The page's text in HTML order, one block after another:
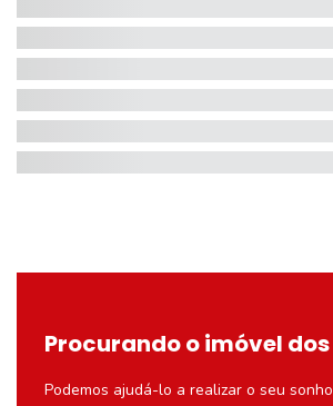
Procurando o imóvel
Podemos ajudá-lo a realizar o seu